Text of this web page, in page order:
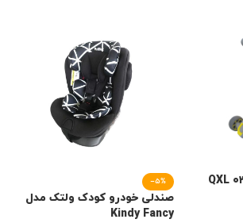
-5%
صندلی خودرو کودک ولتک مدل
Kindy Fancy